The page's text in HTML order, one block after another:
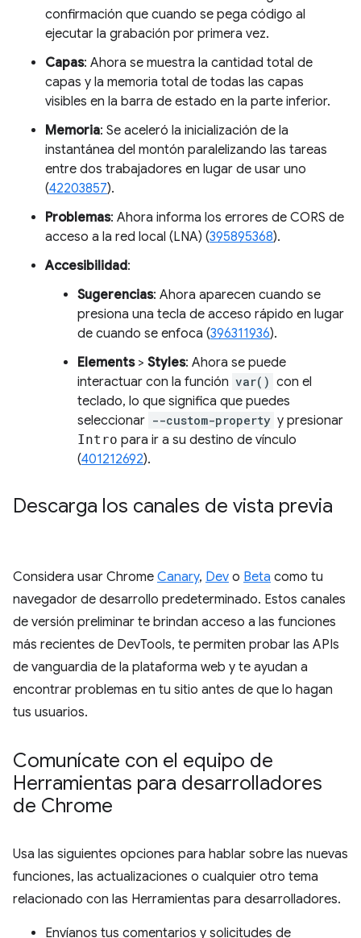
confirmación que cuando se pega código al
ejecutar la grabación por primera vez.
Capas: Ahora se muestra la cantidad total de
capas y la memoria total de todas las capas
visibles en la barra de estado en la parte inferior.
Memoria: Se aceleró la inicialización de la
instantánea del montón paralelizando las tareas
entre dos trabajadores en lugar de usar uno
(42203857).
Problemas: Ahora informa los errores de CORS de
acceso a la red local (LNA) (395895368).
Accesibilidad:
Sugerencias: Ahora aparecen cuando se
presiona una tecla de acceso rápido en lugar
de cuando se enfoca (396311936).
Elements> Styles: Ahora se puede
interactuar con la función var() con el
teclado, lo que significa que puedes
seleccionar --custom-property y presionar
Intro para ir a su destino de vínculo
(401212692).
Descarga los canales de vista previa
Considera usar Chrome Canary, Dev o Beta como tu
navegador de desarrollo predeterminado. Estos canales
de versión preliminar te brindan acceso a las funciones
más recientes de DevTools, te permiten probar las APIs
de vanguardia de la plataforma web y te ayudan a
encontrar problemas en tu sitio antes de que lo hagan
tus usuarios.
Comunícate con el equipo de
Herramientas para desarrolladores
de Chrome
Usa las siguientes opciones para hablar sobre las nuevas
funciones, las actualizaciones o cualquier otro tema
relacionado con las Herramientas para desarrolladores.
Envíanos tus comentarios y solicitudes de